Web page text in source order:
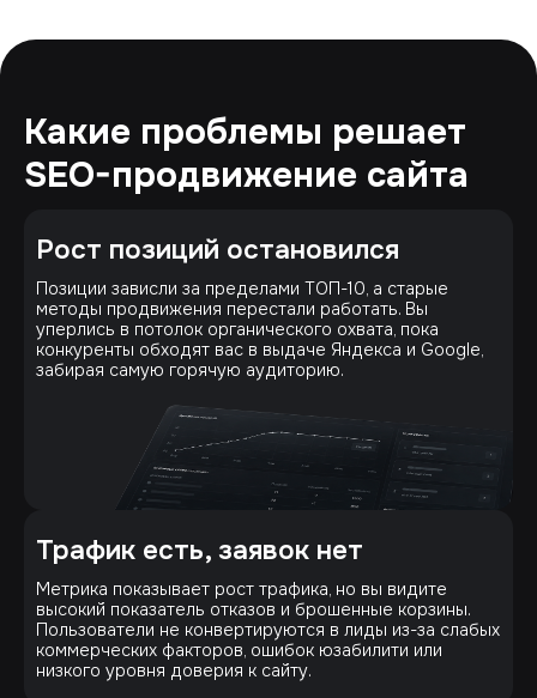
Какие проблемы решает
SEO-продвижение сайта
Рост позиций остановился
Позиции зависли за пределами ТОП-10, а старые
методы продвижения перестали работать. Вы
уперлись в потолок органического охвата, пока
конкуренты обходят вас в выдаче Яндекса и Google,
забирая самую горячую аудиторию.
Трафик есть, заявок нет
Метрика показывает рост трафика, но вы видите
высокий показатель отказов и брошенные корзины.
Пользователи не конвертируются в лиды из-за слабых
коммерческих факторов, ошибок юзабилити или
низкого уровня доверия к сайту.